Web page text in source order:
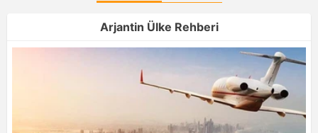
Arjantin Ülke Rehberi